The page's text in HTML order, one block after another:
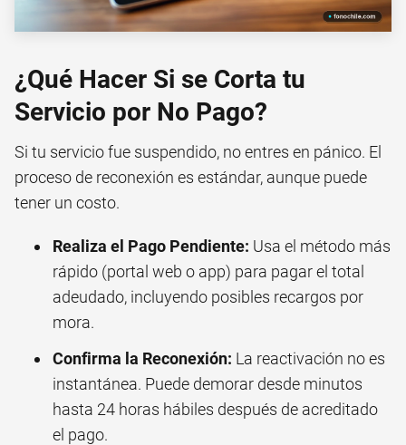
¿Qué Hacer Si se Corta tu
Servicio por No Pago?
Si tu servicio fue suspendido, no entres en pánico. El
proceso de reconexión es estándar, aunque puede
tener un costo.
Realiza el Pago Pendiente: Usa el método más
rápido (portal web o app) para pagar el total
adeudado, incluyendo posibles recargos por
mora.
Confirma la Reconexión: La reactivación no es
instantánea. Puede demorar desde minutos
hasta 24 horas hábiles después de acreditado
el pago.